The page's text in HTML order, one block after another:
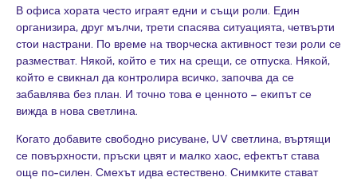
В офиса хората често играят едни и същи роли. Един
организира, друг мълчи, трети спасява ситуацията, четвърти
стои настрани. По време на творческа активност тези роли се
разместват. Някой, който е тих на срещи, се отпуска. Някой,
който е свикнал да контролира всичко, започва да се
забавлява без план. И точно това е ценното – екипът се
вижда в нова светлина.
Когато добавите свободно рисуване, UV светлина, въртящи
се повърхности, пръски цвят и малко хаос, ефектът става
още по-силен. Смехът идва естествено. Снимките стават